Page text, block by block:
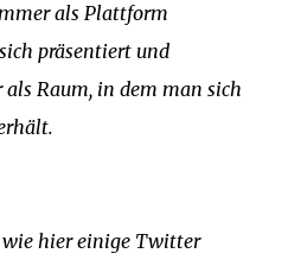
als Plattform
präsentiert und
Raum, in dem man sich
wie hier einige Twitter